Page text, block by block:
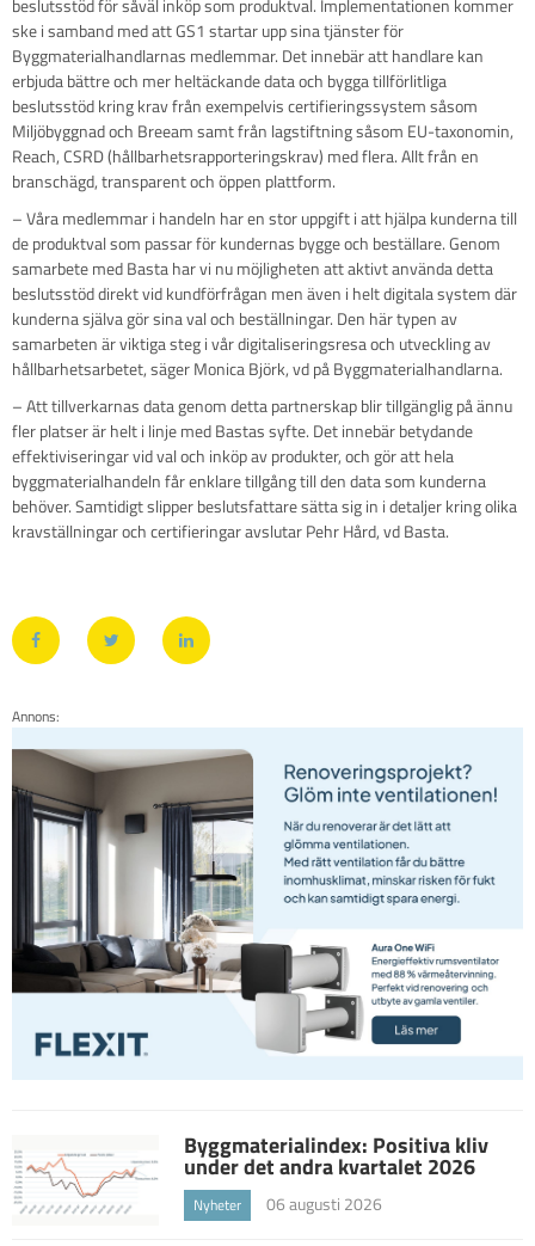
ske i samband med att GS1 startar upp sina tjänster för
Byggmaterialhandlarnas medlemmar. Det innebär att handlare kan
erbjuda bättre och mer heltäckande data och bygga tillförlitliga
beslutsstöd kring krav från exempelvis certifieringssystem såsom
Miljöbyggnad och Breeam samt från lagstiftning såsom EU-taxonomin,
Reach, CSRD (hållbarhetsrapporteringskrav) med flera. Allt från en
branschägd, transparent och öppen plattform.
– Våra medlemmar i handeln har en stor uppgift i att hjälpa kunderna till
de produktval som passar för kundernas bygge och beställare. Genom
samarbete med Basta har vi nu möjligheten att aktivt använda detta
beslutsstöd direkt vid kundförfrågan men även i helt digitala system där
kunderna själva gör sina val och beställningar. Den här typen av
samarbeten är viktiga steg i vår digitaliseringsresa och utveckling av
hållbarhetsarbetet, säger Monica Björk, vd på Byggmaterialhandlarna.
– Att tillverkarnas data genom detta partnerskap blir tillgänglig på ännu
fler platser är helt i linje med Bastas syfte. Det innebär betydande
effektiviseringar vid val och inköp av produkter, och gör att hela
byggmaterialhandeln får enklare tillgång till den data som kunderna
behöver. Samtidigt slipper beslutsfattare sätta sig in i detaljer kring olika
kravställningar och certifieringar avslutar Pehr Hård, vd Basta.
Annons:
Byggmaterialindex: Positiva kliv
under det andra kvartalet 2026
Nyheter 06 augusti 2026